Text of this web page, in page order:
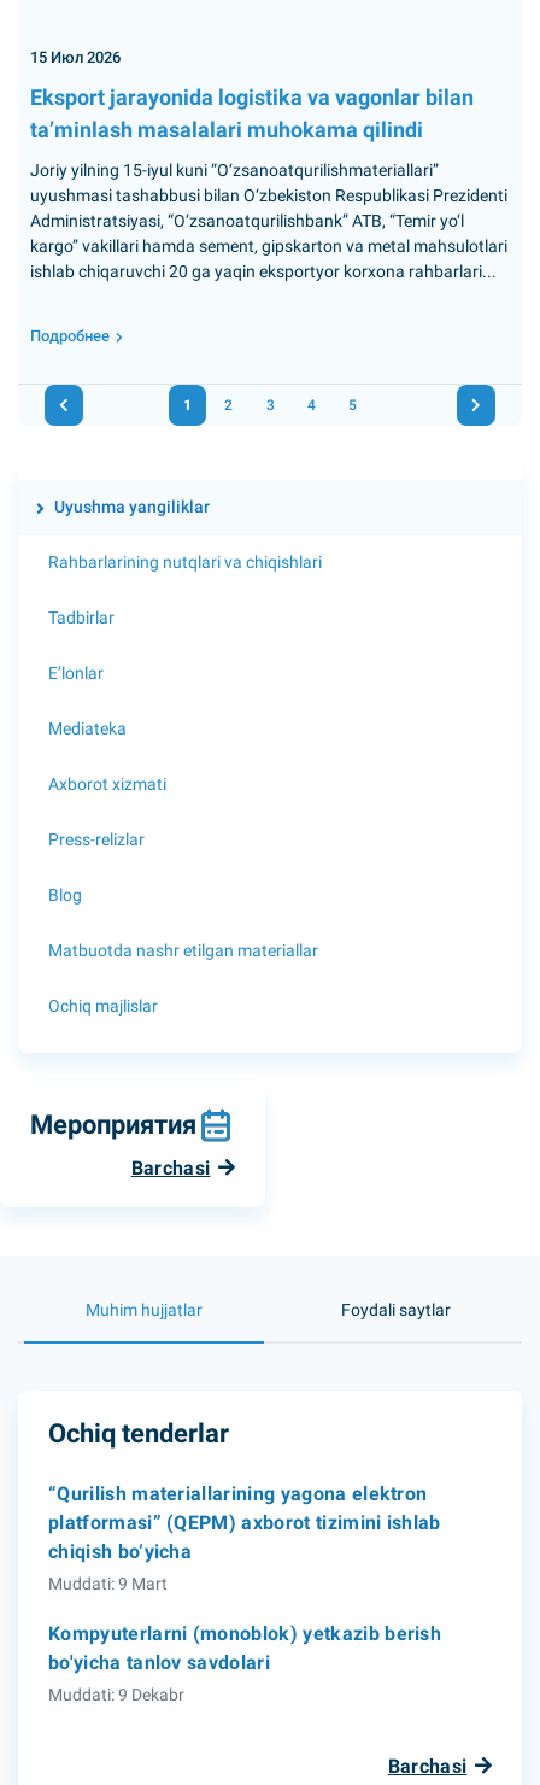
15 Июл 2026
Eksport jarayonida logistika va vagonlar bilan
ta’minlash masalalari muhokama qilindi
Joriy yilning 15-iyul kuni “O‘zsanoatqurilishmateriallari”
uyushmasi tashabbusi bilan O‘zbekiston Respublikasi Prezidenti
Administratsiyasi, “O‘zsanoatqurilishbank” ATB, “Temir yo‘l
kargo” vakillari hamda sement, gipskarton va metal mahsulotlari
ishlab chiqaruvchi 20 ga yaqin eksportyor korxona rahbarlari...
Подробнее
1 2 3 4 5
Uyushma yangiliklar
Rahbarlarining nutqlari va chiqishlari
Tadbirlar
E’lonlar
Mediateka
Axborot xizmati
Press-relizlar
Blog
Matbuotda nashr etilgan materiallar
Ochiq majlislar
Мероприятия
Barchasi
Muhim hujjatlar Foydali saytlar
Ochiq tenderlar
“Qurilish materiallarining yagona elektron
platformasi” (QEPM) axborot tizimini ishlab
chiqish bo‘yicha
Muddati: 9 Mart
Kompyuterlarni (monoblok) yetkazib berish
bo'yicha tanlov savdolari
Muddati: 9 Dekabr
Barchasi